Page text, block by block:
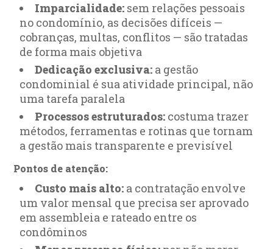
Imparcialidade: sem relações pessoais
no condomínio, as decisões difíceis —
cobranças, multas, conflitos — são tratadas
de forma mais objetiva
Dedicação exclusiva: a gestão
condominial é sua atividade principal, não
uma tarefa paralela
Processos estruturados: costuma trazer
métodos, ferramentas e rotinas que tornam
a gestão mais transparente e previsível
Pontos de atenção:
Custo mais alto: a contratação envolve
um valor mensal que precisa ser aprovado
em assembleia e rateado entre os
condôminos